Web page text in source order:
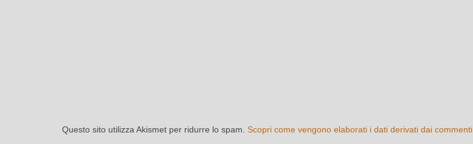
Questo sito utilizza Akismet per ridurre lo spam. Scopri come vengono elaborati i dati derivati dai commenti